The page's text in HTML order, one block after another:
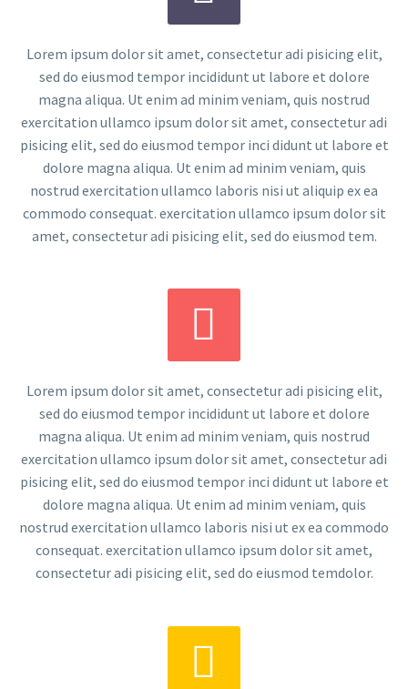
Lorem ipsum dolor sit amet, consectetur adi pisicing elit,
sed do eiusmod tempor incididunt ut labore et dolore
magna aliqua. Ut enim ad minim veniam, quis nostrud
exercitation ullamco ipsum dolor sit amet, consectetur adi
pisicing elit, sed do eiusmod tempor inci didunt ut labore et
dolore magna aliqua. Ut enim ad minim veniam, quis
nostrud exercitation ullamco laboris nisi ut aliquip ex ea
commodo consequat. exercitation ullamco ipsum dolor sit
amet, consectetur adi pisicing elit, sed do eiusmod tem.


Lorem ipsum dolor sit amet, consectetur adi pisicing elit,
sed do eiusmod tempor incididunt ut labore et dolore
magna aliqua. Ut enim ad minim veniam, quis nostrud
exercitation ullamco ipsum dolor sit amet, consectetur adi
pisicing elit, sed do eiusmod tempor inci didunt ut labore et
dolore magna aliqua. Ut enim ad minim veniam, quis
nostrud exercitation ullamco laboris nisi ut ex ea commodo
consequat. exercitation ullamco ipsum dolor sit amet,
consectetur adi pisicing elit, sed do eiusmod temdolor.

